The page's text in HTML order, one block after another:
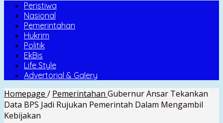
Peristiwa
Nasional
Pemerintahan
Hukrim
Politik
EkBis
Life Style
Advertorial & Galery
Homepage / Pemerintahan Gubernur Ansar Tekankan
Data BPS Jadi Rujukan Pemerintah Dalam Mengambil
Kebijakan